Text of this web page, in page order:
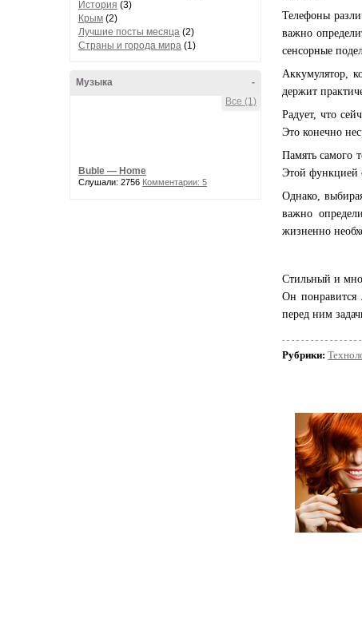
История (3)
Крым (2)
Лучшие посты месяца (2)
Страны и города мира (1)
-
Музыка
Все (1)
Buble — Home
Слушали: 2756 Комментарии: 5
Телефоны
важно
сенсорные
Аккумулятор,
держит
Радует, что
Это конечно
Память самого
Этой функцией
Однако,
важно
жизненно
Стильный и
Он понравится
перед ним
Рубрики: